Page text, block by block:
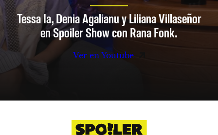
Tessa Ia, Denia Agalianu y Liliana Villaseñor
en Spoiler Show con Rana Fonk.
Ver en Youtube